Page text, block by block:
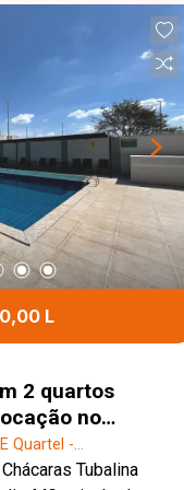
L
2 quartos
no
E
MG
Quartel -
Tubalina